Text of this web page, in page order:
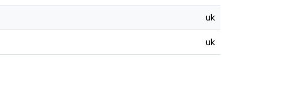
uk
uk